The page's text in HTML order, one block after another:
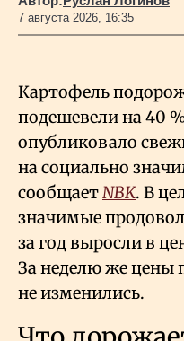
7 августа 2026, 16:35
Картофель
подешевели на 40
опубликовало
на социально
сообщаетNBK. В
значимые
за год выросли в
За неделю же цены
не изменились.